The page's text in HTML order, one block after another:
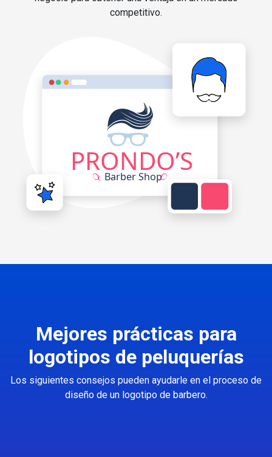
competitivo.
Mejores prácticas para
logotipos de peluquerías
Los siguientes consejos pueden ayudarle en el proceso de
diseño de un logotipo de barbero.